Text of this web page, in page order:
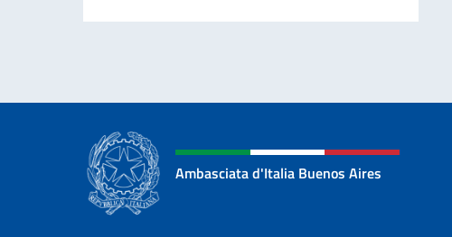
Ambasciata d'Italia Buenos Aires